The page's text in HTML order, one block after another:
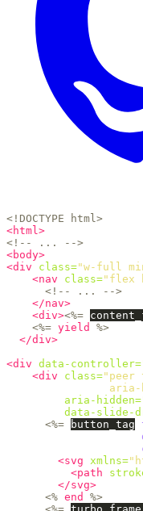
<!DOCTYPE html>
<html>
<!-- ... -->
<body>
<div
class="w-full
<nav
class="flex
<!-- ... -->
</nav>
<div><%=
<%= yield
%>
</div>
<div data-controller=
<div
class="peer
aria-hidden=
data-slide-
<%=
button_tag
<svg
xmlns=
<path
</svg>
<% end
%>